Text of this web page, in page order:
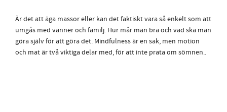
Är det att äga massor eller kan det faktiskt vara så enkelt som att
umgås med vänner och familj. Hur mår man bra och vad ska man
göra själv för att göra det. Mindfulness är en sak, men motion
och mat är två viktiga delar med, för att inte prata om sömnen..